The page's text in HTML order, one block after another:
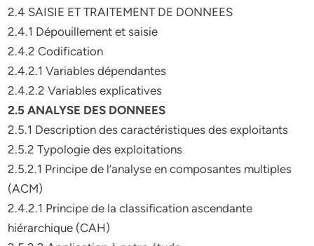
2.4 SAISIE ET TRAITEMENT DE DONNEES
2.4.1 Dépouillement et saisie
2.4.2 Codification
2.4.2.1 Variables dépendantes
2.4.2.2 Variables explicatives
2.5 ANALYSE DES DONNEES
2.5.1 Description des caractéristiques des exploitants
2.5.2 Typologie des exploitations
2.5.2.1 Principe de l’analyse en composantes multiples
(ACM)
2.4.2.1 Principe de la classification ascendante
hiérarchique (CAH)